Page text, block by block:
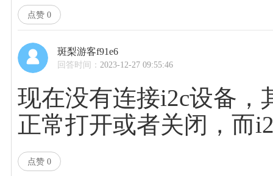
点赞 0
斑梨游客f91e6
回答时间：2023-12-27 09:55:46
现在没有连接i2c设备，
正常打开或者关闭，而
点赞 0